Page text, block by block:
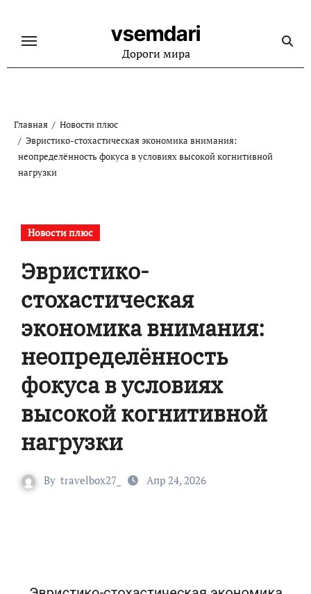
содержанию
vsemdari
Дороги мира
Главная
Новости плюс
Эвристико-стохастическая экономика внимания:
неопределённость фокуса в условиях высокой когнитивной
нагрузки
Новости плюс
Эвристико-
стохастическая
экономика внимания:
неопределённость
фокуса в условиях
высокой когнитивной
нагрузки
By travelbox27_ Апр 24, 2026